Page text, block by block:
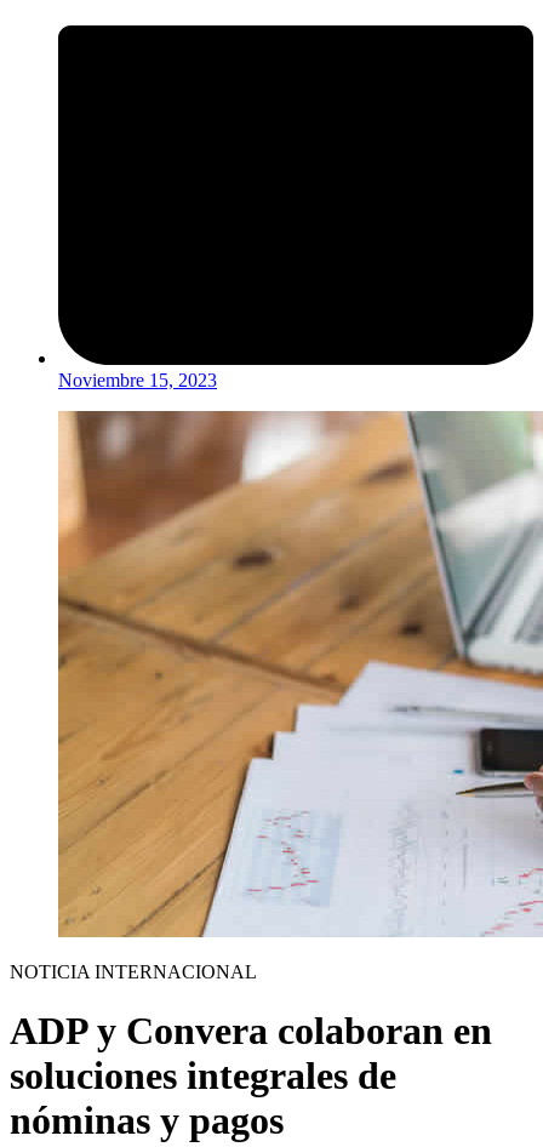
Noviembre 15, 2023
NOTICIA INTERNACIONAL
ADP y Convera colaboran en
soluciones integrales de
nóminas y pagos